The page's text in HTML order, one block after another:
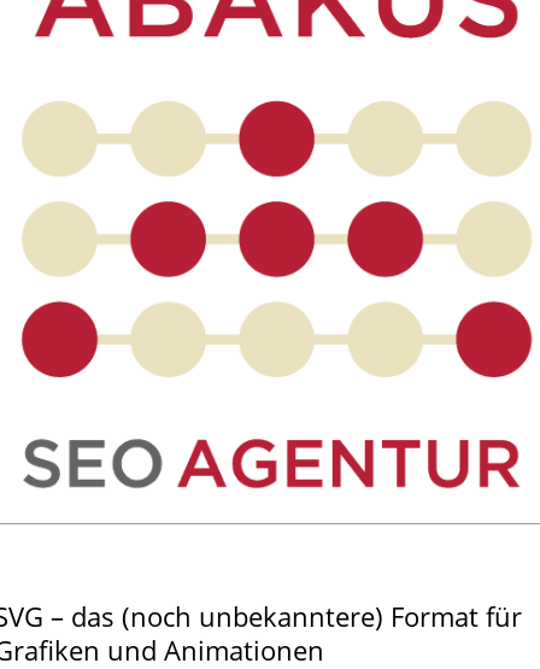
– das (noch unbekanntere) Format für
und Animationen